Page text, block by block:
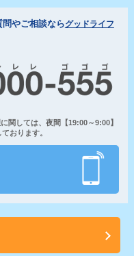
やご相談ならグッドライフ
関しては、夜間【19:00～9:00】
おります。